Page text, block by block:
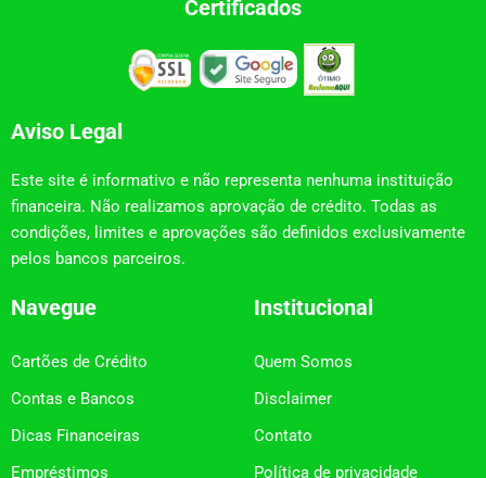
Certificados
Aviso Legal
Este site é informativo e não representa nenhuma instituição
financeira. Não realizamos aprovação de crédito. Todas as
condições, limites e aprovações são definidos exclusivamente
pelos bancos parceiros.
Navegue
Cartões de Crédito
Contas e Bancos
Dicas Financeiras
Empréstimos
Institucional
Quem Somos
Disclaimer
Contato
Política de privacidade